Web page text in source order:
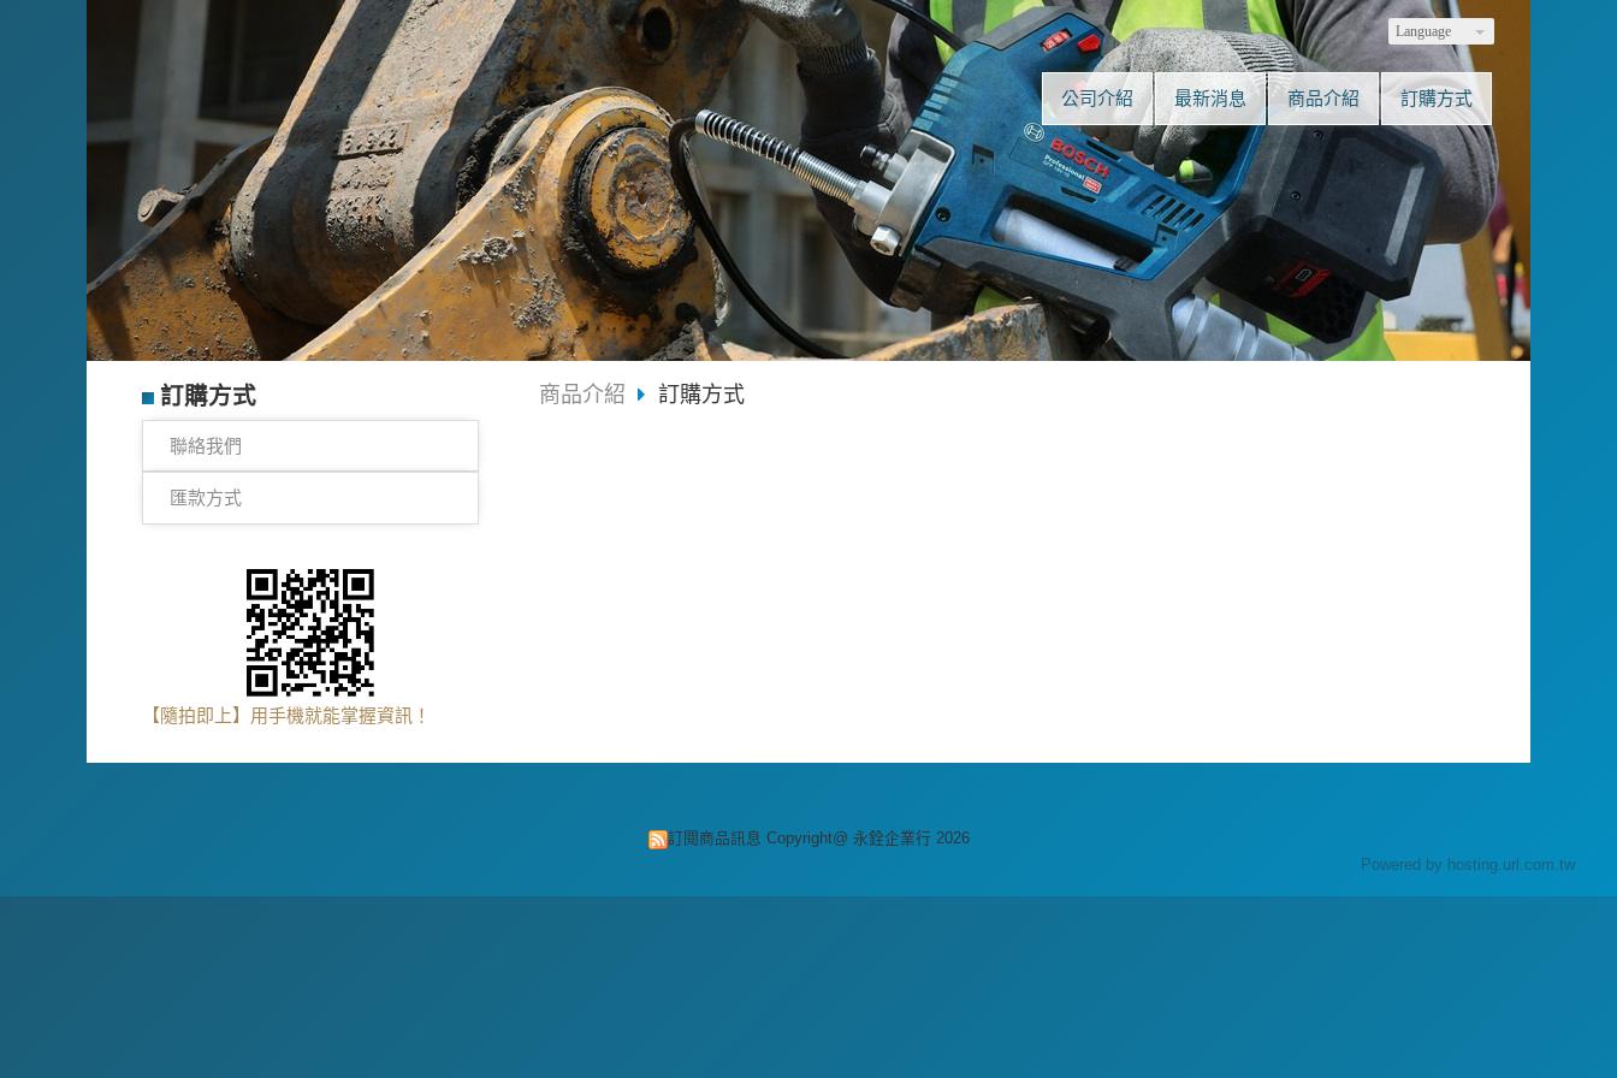
Language
公司介紹 最新消息 商品介紹 訂購方式
訂購方式
聯絡我們
匯款方式
【隨拍即上】用手機就能掌握資訊！
商品介紹 訂購方式
訂閱商品訊息 Copyright@ 永銓企業行 2026
Powered by hosting.url.com.tw